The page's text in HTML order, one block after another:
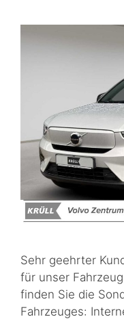
Sehr geehrter
für unser
finden Sie die
Fahrzeuges: